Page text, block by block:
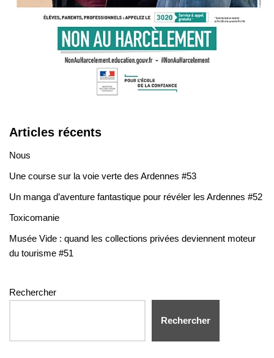
Articles récents
Nous
Une course sur la voie verte des Ardennes #53
Un manga d’aventure fantastique pour révéler les Ardennes #52
Toxicomanie
Musée Vide : quand les collections privées deviennent moteur
du tourisme #51
Rechercher
Rechercher